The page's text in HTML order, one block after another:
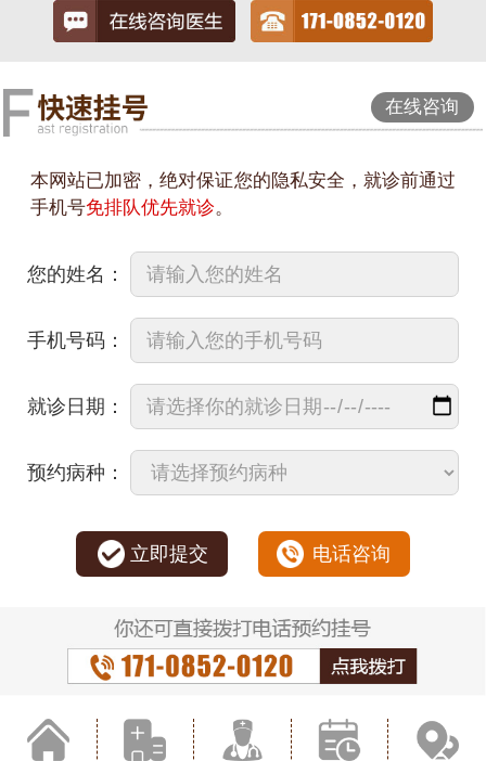
在线咨询
本网站已加密，绝对保证您的隐私安全，就诊前通过
手机号免排队优先就诊。
您的姓名：
手机号码：
就诊日期：
预约病种：
立即提交 电话咨询